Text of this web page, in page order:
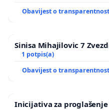
Obavijest o
Sinisa Mihajilovic 7
1 potpis(a)
Obavijest o
Inicijativa za proglašenje